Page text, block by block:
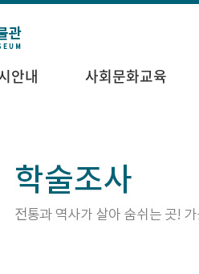
안내 사회문화교육